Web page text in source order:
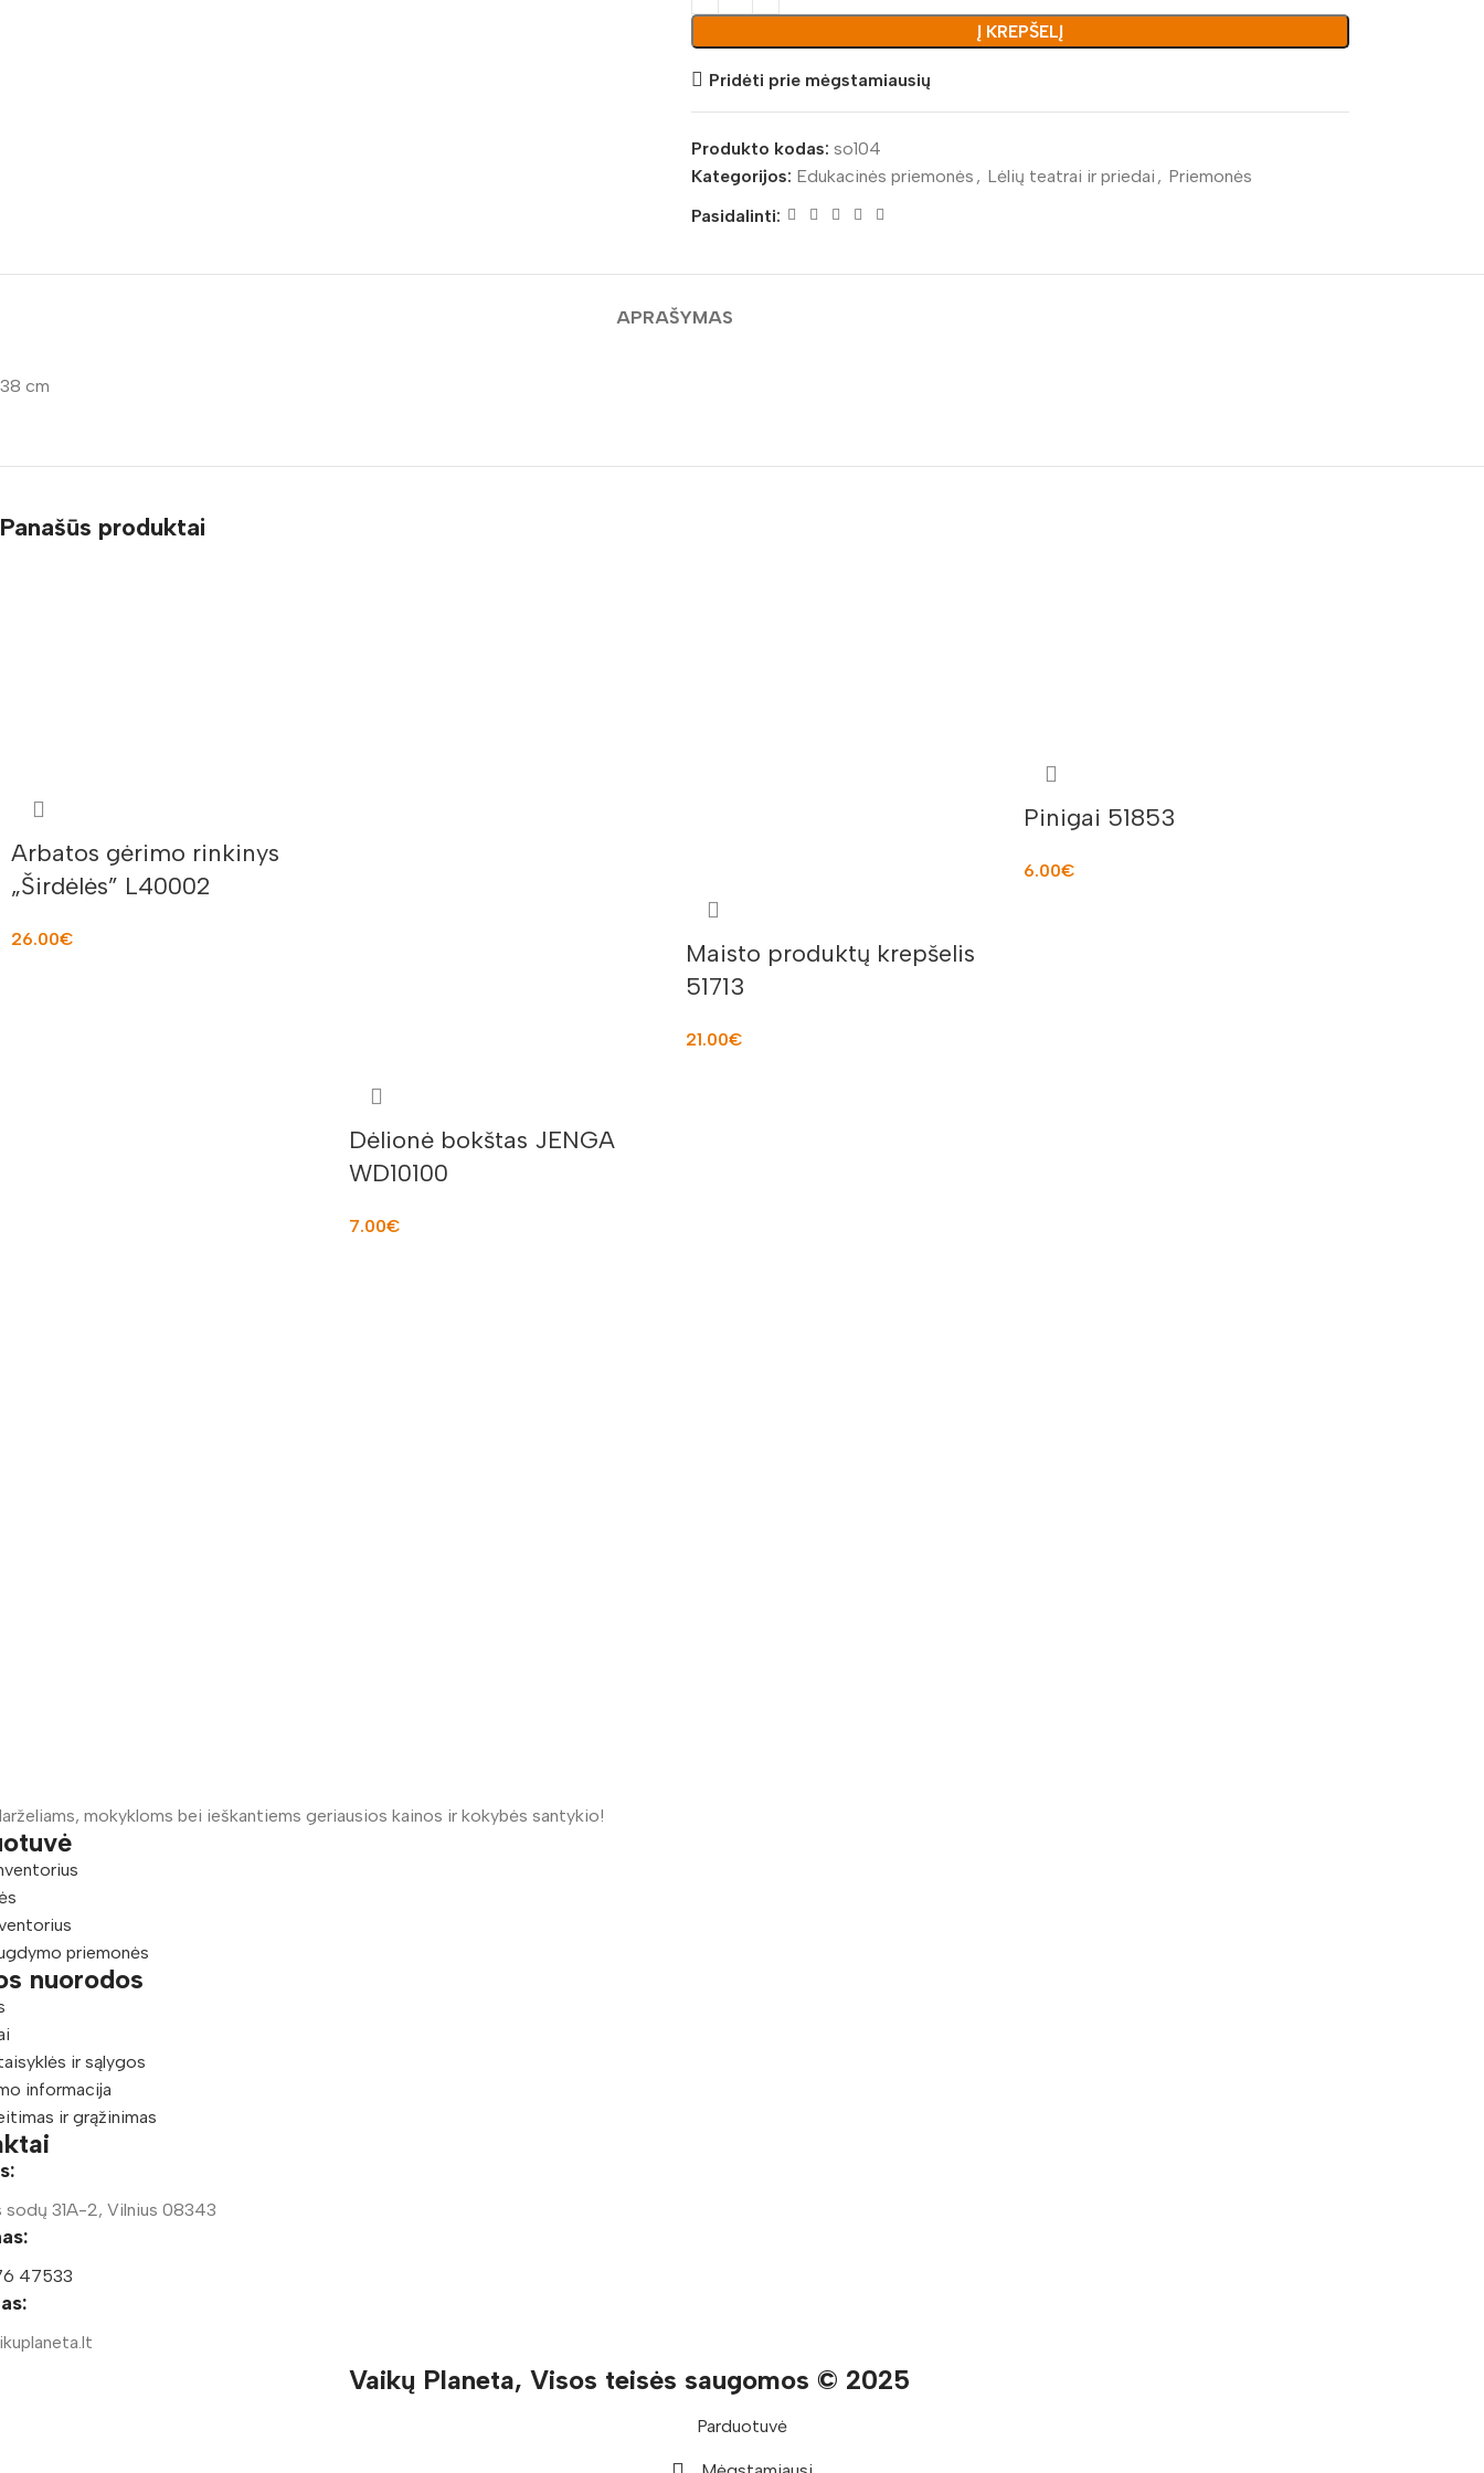
Į KREPŠELĮ
Pridėti prie mėgstamiausių
Produkto kodas: so104
Kategorijos: Edukacinės priemonės , Lėlių teatrai ir priedai , Priemonės
Pasidalinti:
APRAŠYMAS
38 cm
Panašūs produktai
Arbatos gėrimo rinkinys
„Širdėlės” L40002
26.00€
Dėlionė bokštas JENGA
WD10100
7.00€
Maisto produktų krepšelis
51713
21.00€
Pinigai 51853
6.00€
mokykloms bei ieškantiems geriausios kainos ir kokybės santykio!
priemonės
nuorodos
ir sąlygos
informacija
ir grąžinimas
sodų 31A-2, Vilnius 08343
47533
Vaikų Planeta, Visos teisės saugomos © 2025
Parduotuvė